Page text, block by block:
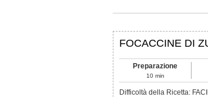
FOCACCINE DI
Preparazione
10 min
Difficoltà della Ricetta: